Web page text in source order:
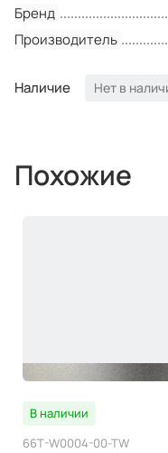
Бренд
Производитель
Наличие Нет в
Похожие
В наличии
66T-W0004-00-TW